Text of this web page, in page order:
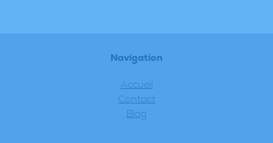
Navigation
Accueil
Contact
Blog